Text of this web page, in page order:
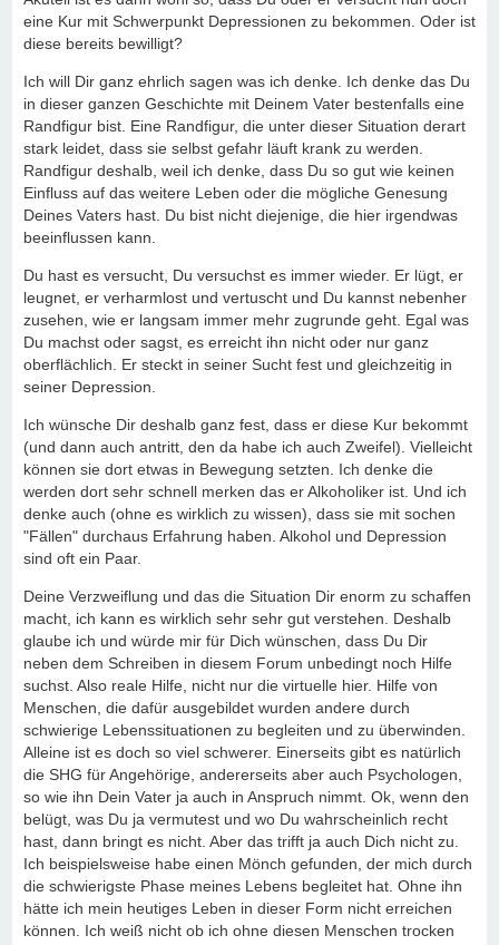
eine Kur mit Schwerpunkt Depressionen zu bekommen. Oder ist
diese bereits bewilligt?
Ich will Dir ganz ehrlich sagen was ich denke. Ich denke das Du
in dieser ganzen Geschichte mit Deinem Vater bestenfalls eine
Randfigur bist. Eine Randfigur, die unter dieser Situation derart
stark leidet, dass sie selbst gefahr läuft krank zu werden.
Randfigur deshalb, weil ich denke, dass Du so gut wie keinen
Einfluss auf das weitere Leben oder die mögliche Genesung
Deines Vaters hast. Du bist nicht diejenige, die hier irgendwas
beeinflussen kann.
Du hast es versucht, Du versuchst es immer wieder. Er lügt, er
leugnet, er verharmlost und vertuscht und Du kannst nebenher
zusehen, wie er langsam immer mehr zugrunde geht. Egal was
Du machst oder sagst, es erreicht ihn nicht oder nur ganz
oberflächlich. Er steckt in seiner Sucht fest und gleichzeitig in
seiner Depression.
Ich wünsche Dir deshalb ganz fest, dass er diese Kur bekommt
(und dann auch antritt, den da habe ich auch Zweifel). Vielleicht
können sie dort etwas in Bewegung setzten. Ich denke die
werden dort sehr schnell merken das er Alkoholiker ist. Und ich
denke auch (ohne es wirklich zu wissen), dass sie mit sochen
"Fällen" durchaus Erfahrung haben. Alkohol und Depression
sind oft ein Paar.
Deine Verzweiflung und das die Situation Dir enorm zu schaffen
macht, ich kann es wirklich sehr sehr gut verstehen. Deshalb
glaube ich und würde mir für Dich wünschen, dass Du Dir
neben dem Schreiben in diesem Forum unbedingt noch Hilfe
suchst. Also reale Hilfe, nicht nur die virtuelle hier. Hilfe von
Menschen, die dafür ausgebildet wurden andere durch
schwierige Lebenssituationen zu begleiten und zu überwinden.
Alleine ist es doch so viel schwerer. Einerseits gibt es natürlich
die SHG für Angehörige, andererseits aber auch Psychologen,
so wie ihn Dein Vater ja auch in Anspruch nimmt. Ok, wenn den
belügt, was Du ja vermutest und wo Du wahrscheinlich recht
hast, dann bringt es nicht. Aber das trifft ja auch Dich nicht zu.
Ich beispielsweise habe einen Mönch gefunden, der mich durch
die schwierigste Phase meines Lebens begleitet hat. Ohne ihn
hätte ich mein heutiges Leben in dieser Form nicht erreichen
können. Ich weiß nicht ob ich ohne diesen Menschen trocken